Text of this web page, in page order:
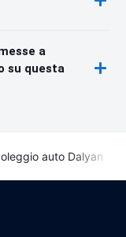
a
su questa
auto Dalyan